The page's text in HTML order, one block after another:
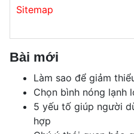
Sitemap
Bài mới
Làm sao để giảm
Chọn bình nóng lạnh
5 yếu tố giúp người
hợp